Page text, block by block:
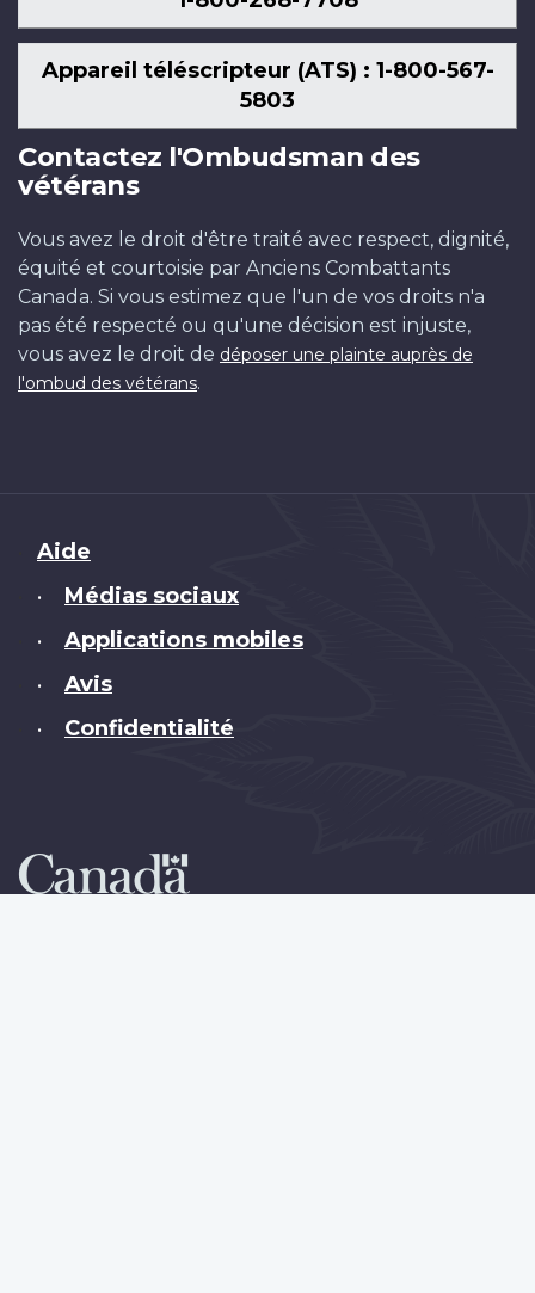
Appareil téléscripteur (ATS) : 1-800-567-
5803
Contactez l'Ombudsman des
vétérans
Vous avez le droit d'être traité avec respect, dignité,
équité et courtoisie par Anciens Combattants
Canada. Si vous estimez que l'un de vos droits n'a
pas été respecté ou qu'une décision est injuste,
vous avez le droit de déposer une plainte auprès de
l'ombud des vétérans.
Brand
Aide
• Médias sociaux
• Applications mobiles
• Avis
• Confidentialité